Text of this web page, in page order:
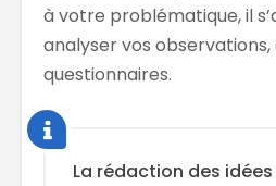
à votre problématique, il
analyser vos
questionnaires.
La rédaction des